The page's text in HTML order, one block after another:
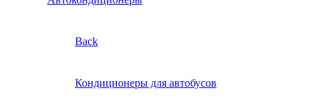
Back
Кондиционеры для автобусов